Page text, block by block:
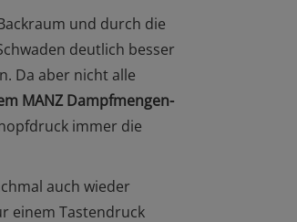
und durch die
deutlich besser
Da aber nicht alle
MANZ Dampfmengen-
immer die
auch wieder
einem Tastendruck